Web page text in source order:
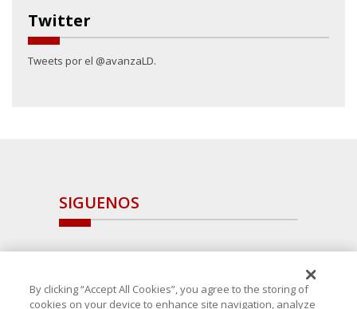
Twitter
Tweets por el @avanzaLD.
SIGUENOS
By clicking “Accept All Cookies”, you agree to the storing of
cookies on your device to enhance site navigation, analyze